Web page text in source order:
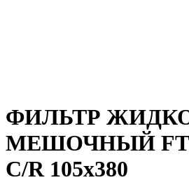
ФИЛЬТР
МЕШОЧНЫЙ
С/R 105х380